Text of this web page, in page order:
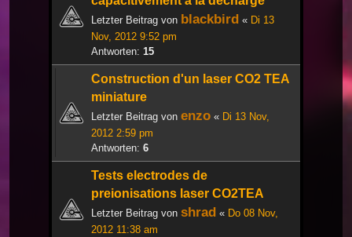
Letzter Beitrag von blackbird « Di 13
Nov, 2012 9:52 pm
Antworten: 15
Construction d'un laser CO2 TEA
miniature
Letzter Beitrag von enzo « Di 13 Nov,
2012 2:59 pm
Antworten: 6
Tests electrodes de
preionisations laser CO2TEA
Letzter Beitrag von shrad « Do 08 Nov,
2012 11:38 am